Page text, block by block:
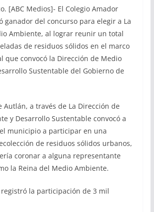
[ABC Medios]- El Colegio Amador
ganador del concurso para elegir a La
Ambiente, al lograr reunir un total
de residuos sólidos en el marco
que convocó la Dirección de Medio
Sustentable del Gobierno de
Autlán, a través de La Dirección de
y Desarrollo Sustentable convocó a
municipio a participar en una
de residuos sólidos urbanos,
coronar a alguna representante
la Reina del Medio Ambiente.
registró la participación de 3 mil